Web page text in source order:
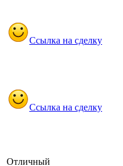
Ссылка на сделку
Ссылка на сделку
Отличный